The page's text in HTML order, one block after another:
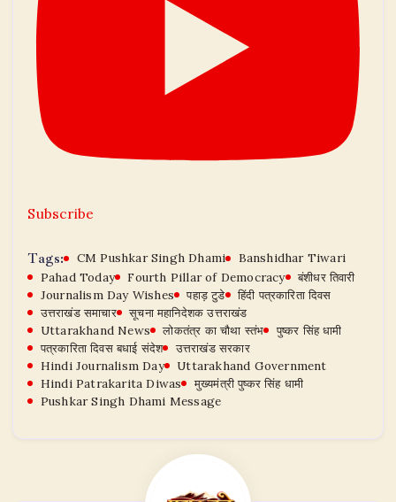
Subscribe
Tags: CM Pushkar Singh Dhami
Banshidhar Tiwari
Pahad Today
Fourth Pillar of Democracy
बंशीधर तिवारी
Journalism Day Wishes
पहाड़ टुडे
हिंदी पत्रकारिता दिवस
उत्तराखंड समाचार
सूचना महानिदेशक उत्तराखंड
Uttarakhand News
लोकतंत्र का चौथा स्तंभ
पुष्कर सिंह धामी
पत्रकारिता दिवस बधाई संदेश
उत्तराखंड सरकार
Hindi Journalism Day
Uttarakhand Government
Hindi Patrakarita Diwas
मुख्यमंत्री पुष्कर सिंह धामी
Pushkar Singh Dhami Message